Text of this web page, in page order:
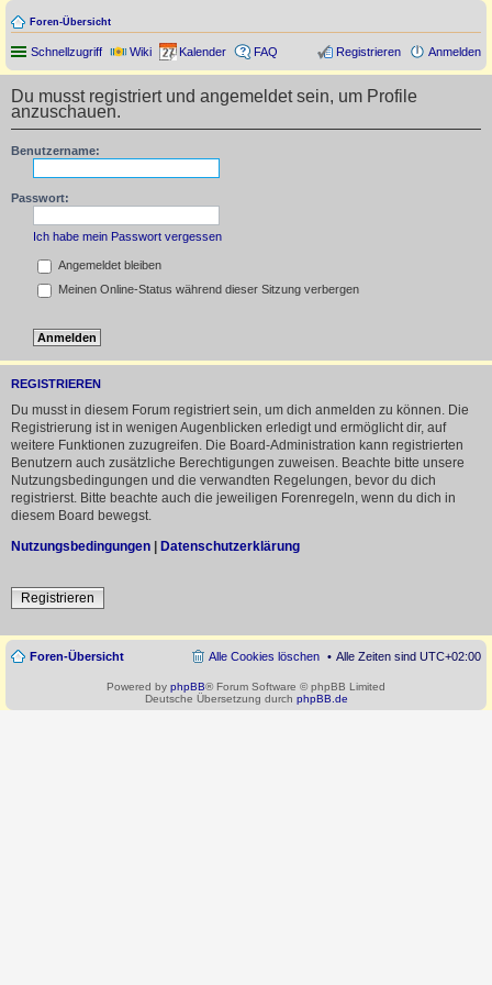
Foren-Übersicht
Schnellzugriff Wiki Kalender FAQ Anmelden
Registrieren
Du musst registriert und angemeldet sein, um Profile
anzuschauen.
Benutzername:
Passwort:
Ich habe mein Passwort vergessen
Angemeldet bleiben
Meinen Online-Status während dieser Sitzung verbergen
REGISTRIEREN
Du musst in diesem Forum registriert sein, um dich anmelden zu können. Die
Registrierung ist in wenigen Augenblicken erledigt und ermöglicht dir, auf
weitere Funktionen zuzugreifen. Die Board-Administration kann registrierten
Benutzern auch zusätzliche Berechtigungen zuweisen. Beachte bitte unsere
Nutzungsbedingungen und die verwandten Regelungen, bevor du dich
registrierst. Bitte beachte auch die jeweiligen Forenregeln, wenn du dich in
diesem Board bewegst.
Nutzungsbedingungen | Datenschutzerklärung
Registrieren
Foren-Übersicht Alle Zeiten sind UTC+02:00
Alle Cookies löschen
Powered by phpBB® Forum Software © phpBB Limited
Deutsche Übersetzung durch phpBB.de